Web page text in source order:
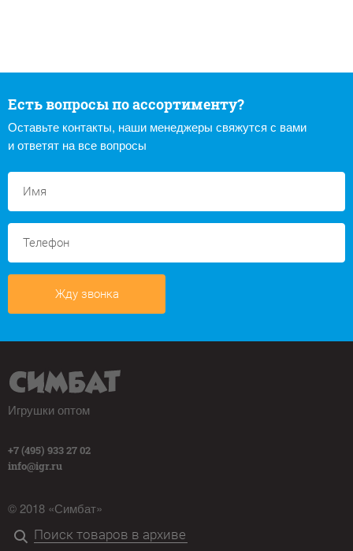
Есть вопросы по ассортименту?
Оставьте контакты, наши менеджеры свяжутся с вами
и ответят на все вопросы
Жду звонка
Игрушки оптом
+7 (495) 933 27 02
info@igr.ru
© 2018 «Симбат»